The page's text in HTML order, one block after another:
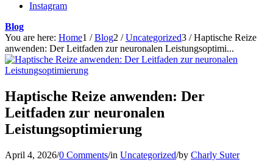
Instagram
Blog
You are here: Home1 / Blog2 / Uncategorized3 / Haptische Reize
anwenden: Der Leitfaden zur neuronalen Leistungsoptimi...
Haptische Reize anwenden: Der
Leitfaden zur neuronalen
Leistungsoptimierung
April 4, 2026/0 Comments/in Uncategorized/by Charly Suter